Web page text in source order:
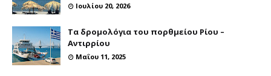
Ιουλίου 20, 2026
Τα δρομολόγια του πορθμείου Ρίου –
Αντιρρίου
Μαΐου 11, 2025